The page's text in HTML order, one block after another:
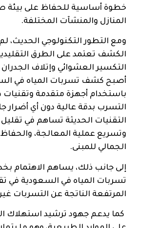
خطوة أساسية للحفاظ على بيئة
المنازل والمنشآت المختلفة.
ومع التطور التكنولوجي الحديث،
الكشف تعتمد على الطرق
التكسير العشوائي وإتلاف الجدران
أصبح كشف تسربات المياه في
باستخدام أجهزة متقدمة وتقنيات
التسرب بدقة عالية دون أي أضرار
التقنيات الحديثة تساهم في تقليل
وتسريع عملية المعالجة،
الجمالي للمبنى.
إلى جانب ذلك، يساهم الاهتمام
تسربات المياه في السعودية في
المرتفعة الناتجة عن التسربات غير
كما يدعم جهود ترشيد استهلاك